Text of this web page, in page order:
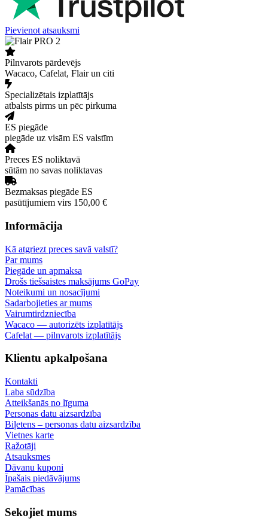
Pievienot atsauksmi
Pilnvarots pārdevējs
Wacaco, Cafelat, Flair un citi
Specializētais izplatītājs
atbalsts pirms un pēc pirkuma
ES piegāde
piegāde uz visām ES valstīm
Preces ES noliktavā
sūtām no savas noliktavas
Bezmaksas piegāde ES
pasūtījumiem virs 150,00 €
Informācija
Kā atgriezt preces savā valstī?
Par mums
Piegāde un apmaksa
Drošs tiešsaistes maksājums GoPay
Noteikumi un nosacījumi
Sadarbojieties ar mums
Vairumtirdzniecība
Wacaco — autorizēts izplatītājs
Cafelat — pilnvarots izplatītājs
Klientu apkalpošana
Kontakti
Laba sūdzība
Atteikšanās no līguma
Personas datu aizsardzība
Biļetens – personas datu aizsardzība
Vietnes karte
Ražotāji
Atsauksmes
Dāvanu kuponi
Īpašais piedāvājums
Pamācības
Sekojiet mums